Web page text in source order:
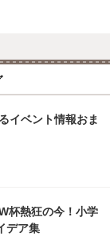
イベント情報おま
杯熱狂の今！小学
デア集